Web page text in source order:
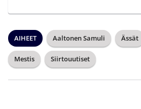
AIHEET Aaltonen Samuli Ässät
Mestis Siirtouutiset